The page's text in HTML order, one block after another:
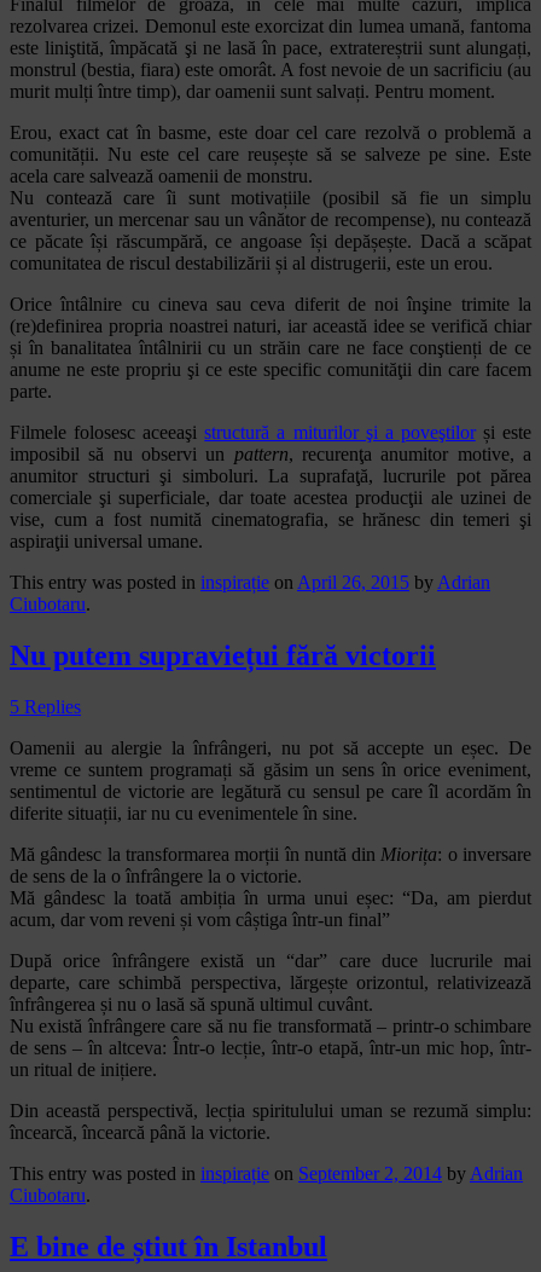
Finalul filmelor de groază, în cele mai multe cazuri, implică
rezolvarea crizei. Demonul este exorcizat din lumea umană, fantoma
este liniştită, împăcată şi ne lasă în pace, extratereștrii sunt alungați,
monstrul (bestia, fiara) este omorât. A fost nevoie de un sacrificiu (au
murit mulți între timp), dar oamenii sunt salvați. Pentru moment.
Erou, exact cat în basme, este doar cel care rezolvă o problemă a
comunității. Nu este cel care reușește să se salveze pe sine. Este
acela care salvează oamenii de monstru.
Nu contează care îi sunt motivațiile (posibil să fie un simplu
aventurier, un mercenar sau un vânător de recompense), nu contează
ce păcate își răscumpără, ce angoase își depășește. Dacă a scăpat
comunitatea de riscul destabilizării și al distrugerii, este un erou.
Orice întâlnire cu cineva sau ceva diferit de noi înşine trimite la
(re)definirea propria noastrei naturi, iar această idee se verifică chiar
și în banalitatea întâlnirii cu un străin care ne face conştienți de ce
anume ne este propriu şi ce este specific comunităţii din care facem
parte.
Filmele folosesc aceeaşistructură a miturilor şi a poveştilorși este
imposibil să nu observi un pattern, recurenţa anumitor motive, a
anumitor structuri şi simboluri. La suprafaţă, lucrurile pot părea
comerciale şi superficiale, dar toate acestea producţii ale uzinei de
vise, cum a fost numită cinematografia, se hrănesc din temeri şi
aspiraţii universal umane.
This entry was posted in inspirație on April 26, 2015 by Adrian
Ciubotaru.
Nu putem supraviețui fără victorii
5 Replies
Oamenii au alergie la înfrângeri, nu pot să accepte un eșec. De
vreme ce suntem programați să găsim un sens în orice eveniment,
sentimentul de victorie are legătură cu sensul pe care îl acordăm în
diferite situații, iar nu cu evenimentele în sine.
Mă gândesc la transformarea morții în nuntă din Miorița: o inversare
de sens de la o înfrângere la o victorie.
Mă gândesc la toată ambiția în urma unui eșec: “Da, am pierdut
acum, dar vom reveni și vom câștiga într-un final”
După orice înfrângere există un “dar” care duce lucrurile mai
departe, care schimbă perspectiva, lărgește orizontul, relativizează
înfrângerea și nu o lasă să spună ultimul cuvânt.
Nu există înfrângere care să nu fie transformată – printr-o schimbare
de sens – în altceva: Într-o lecție, într-o etapă, într-un mic hop, într-
un ritual de inițiere.
Din această perspectivă, lecția spiritulului uman se rezumă simplu:
încearcă, încearcă până la victorie.
This entry was posted in inspirație on September 2, 2014 by Adrian
Ciubotaru.
E bine de știut în Istanbul